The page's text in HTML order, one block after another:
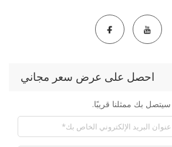
على عرض سعر مجاني
ممثلنا قريبًا.